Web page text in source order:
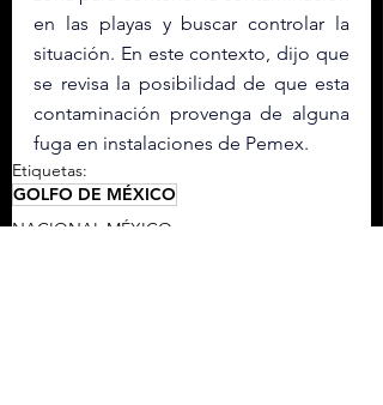
en las playas y buscar controlar la
situación. En este contexto, dijo que
se revisa la posibilidad de que esta
contaminación provenga de alguna
fuga en instalaciones de Pemex.
Etiquetas:
GOLFO DE MÉXICO
NACIONAL MÉXICO